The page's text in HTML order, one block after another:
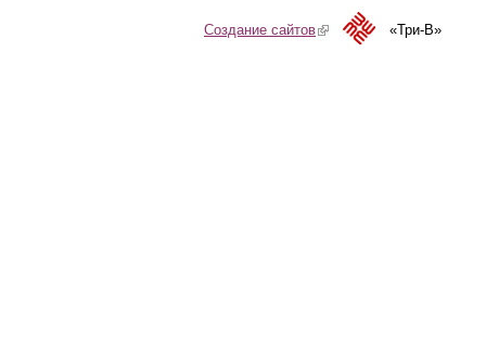
Создание сайтов(link is external)«Три-В»